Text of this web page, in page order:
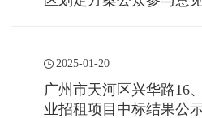
2025-01-20
广州市天河区兴华路16
业招租项目中标结果公